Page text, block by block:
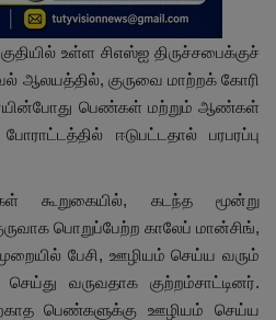
உள்ள சிஎஸ்ஐ திருச்சபைக்குச்
ஆலயத்தில், குருவை மாற்றக் கோரி
பெண்கள் மற்றும் ஆண்கள்
ஈடுபட்டதால் பரபரப்பு
கூறுகையில், கடந்த மூன்று
பொறுப்பேற்ற காலேப் மான்சிங்,
பேசி, ஊழியம் செய்ய வரும்
வருவதாக குற்றம்சாட்டினர்.
பெண்களுக்கு ஊழியம் செய்ய